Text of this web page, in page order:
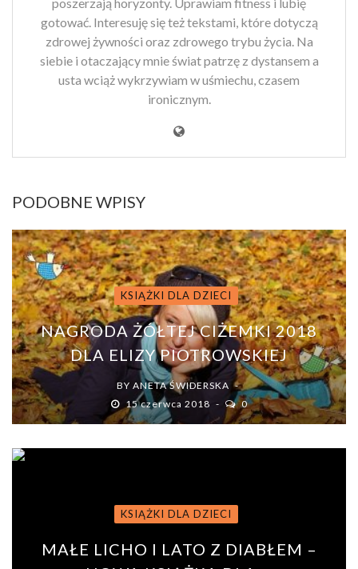
gotować. Interesuję się też tekstami, które dotyczą
zdrowej żywności oraz zdrowego trybu życia. Na
siebie i otaczający mnie świat patrzę z dystansem a
usta wciąż wykrzywiam w uśmiechu, czasem
ironicznym.
PODOBNE WPISY
KSIĄŻKI DLA DZIECI
NAGRODA ŻÓŁTEJ CIŻEMKI 2018
DLA ELIZY PIOTROWSKIEJ
BY ANETA ŚWIDERSKA
15 czerwca 2018
0
KSIĄŻKI DLA DZIECI
MAŁE LICHO I LATO Z DIABŁEM –